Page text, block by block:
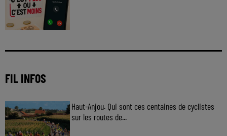
FIL INFOS
Haut-Anjou. Qui sont ces centaines de cyclistes
sur les routes de...